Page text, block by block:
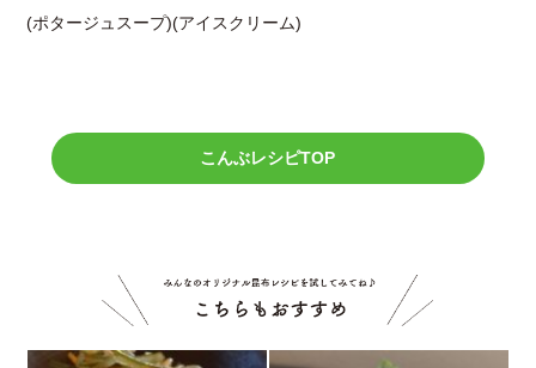
(ポタージュスープ)(アイスクリーム)
こんぶレシピTOP